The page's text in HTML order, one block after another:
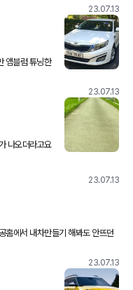
23.07.13
23.07.13
나오더라고요
개구
23.07.13
23.07.13